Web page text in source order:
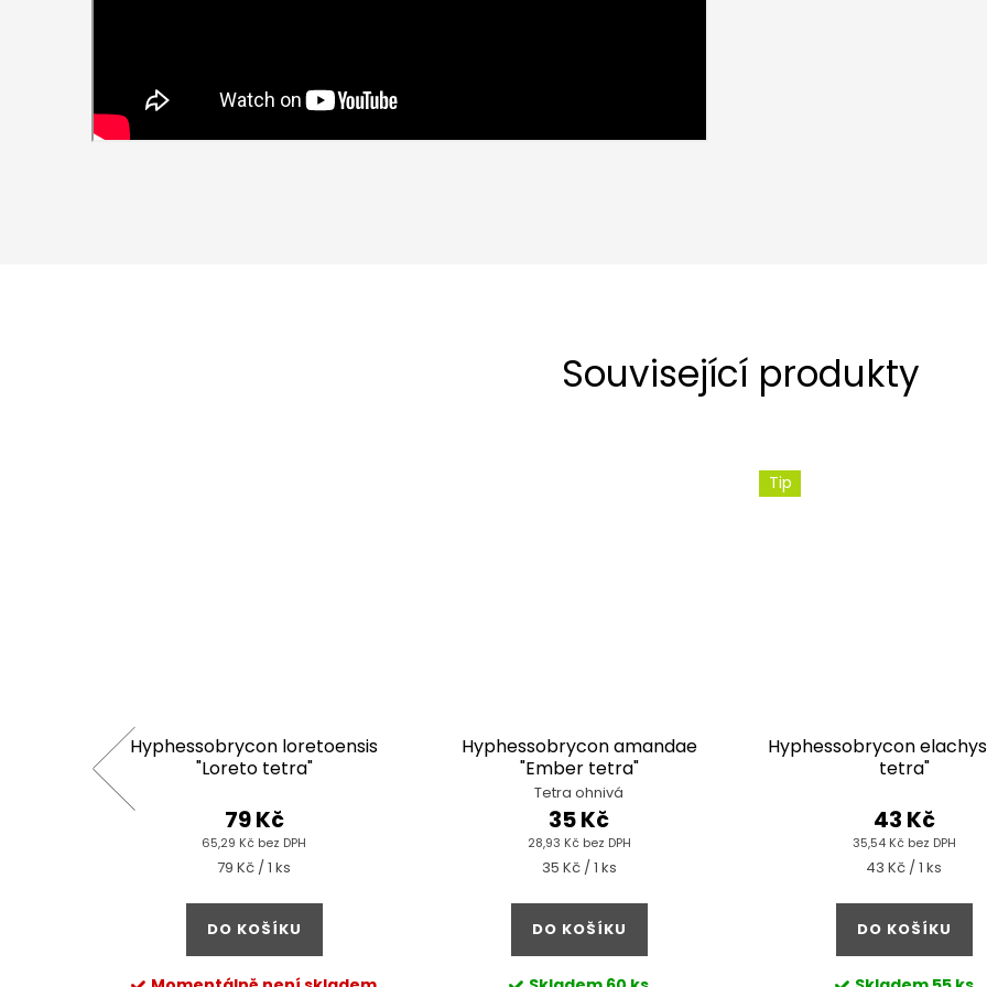
Související produkty
Hyphessobrycon loretoensis
"Loreto tetra"
65,29 Kč bez DPH
79 Kč
Měrná
79 Kč / 1 ks
DO KOŠÍKU
Hyphessobrycon amandae
"Ember tetra"
Tetra ohnivá
28,93 Kč bez DPH
35 Kč
Měrná
35 Kč / 1 ks
DO KOŠÍKU
Tip
Hyphessobrycon
tetra"
35,54 Kč bez DPH
43 Kč
Měrná
43 Kč / 1 ks
DO KOŠÍKU